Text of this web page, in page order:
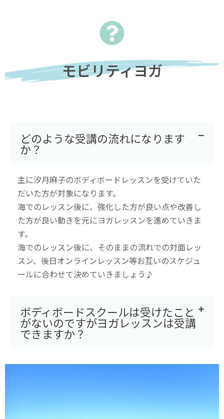
モビリティヨガ
どのような受講の流れになります
か？
主に汐月麻子のボディボードレッスンを受けていた
だいた方が対象になります。
海でのレッスン後に、強化した方が良い点や改善し
た方が良い動きを元にヨガレッスンを進めていきま
す。
海でのレッスン後に、そのままの流れでの対面レッ
スン、後日オンラインレッスン等お互いのスケジュ
ールに合わせて決めていきましょう♪
ボディボードスクールは受けたこと
がないのですがヨガレッスンは受講
できますか？